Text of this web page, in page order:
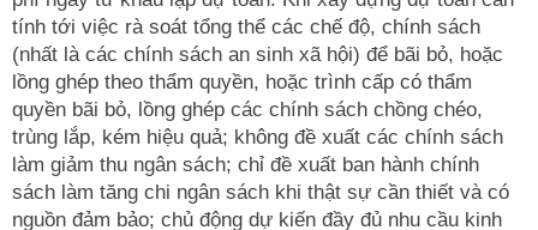
tính tới việc rà soát tổng thể các chế độ, chính sách
(nhất là các chính sách an sinh xã hội) để bãi bỏ, hoặc
lồng ghép theo thẩm quyền, hoặc trình cấp có thẩm
quyền bãi bỏ, lồng ghép các chính sách chồng chéo,
trùng lắp, kém hiệu quả; không đề xuất các chính sách
làm giảm thu ngân sách; chỉ đề xuất ban hành chính
sách làm tăng chi ngân sách khi thật sự cần thiết và có
nguồn đảm bảo; chủ động dự kiến đầy đủ nhu cầu kinh